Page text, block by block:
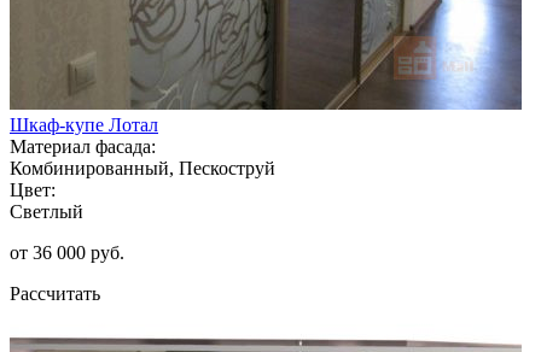
Шкаф-купе Лотал
Материал фасада:
Комбинированный, Пескоструй
Цвет:
Светлый
от 36 000 руб.
Рассчитать